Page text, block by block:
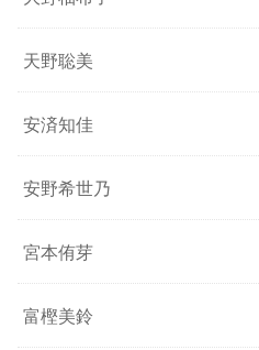
天野聡美
安済知佳
安野希世乃
宮本侑芽
富樫美鈴